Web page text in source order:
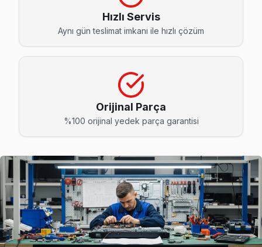
Başak'den gelen Xiaomi TV arızaları arasında en sık
Başakşehir TV Servis Merkezi →
Başakşehir Xiaomi Servis
Başakşehir'de Xiaomi TV güç kartı kondansatör şişmesi
Başakşehir Xiaomi Servis →
Güvercintepe Xiaomi Servis
Güvercintepe semtindeki Xiaomi TV sorunları için kapıya
Güvercintepe Xiaomi Açılmıyor Arıza →
Kayabaşı Xiaomi Servis
Xiaomi TV HDMI port arızası Kayabaşı adresine gelen
Başakşehir TV Servis Merkezi →
Kayaşehir Xiaomi Servis
Hızlı Servis
Aynı gün teslimat imkanı ile hızlı çözüm
Orijinal Parça
%100 orijinal yedek parça garantisi